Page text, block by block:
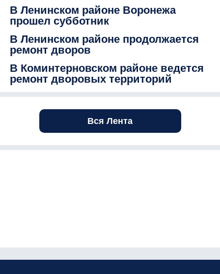
В Ленинском районе Воронежа
прошел субботник
В Ленинском районе продолжается
ремонт дворов
В Коминтерновском районе ведется
ремонт дворовых территорий
Вся Лента